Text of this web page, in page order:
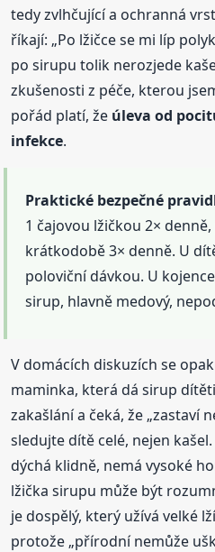
tedy zvlhčující a ochranná
říkají: „Po lžičce se mi líp
po sirupu tolik nerozjede
zkušenosti z péče, kterou
pořád platí, že úleva od
infekce.
Praktické bezpečné
1 čajovou lžičkou 2×
krátkodobě 3× denně. U
poloviční dávkou. U
sirup, hlavně medový,
V domácích diskuzích se
maminka, která dá sirup
zakašlání a čeká, že „zastaví
sledujte dítě celé, nejen
dýchá klidně, nemá vysoké
lžička sirupu může být
je dospělý, který užívá velké
protože „přírodní nemůže